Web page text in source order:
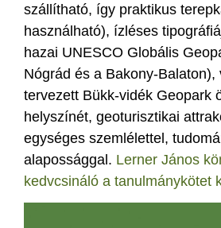
szállítható, így praktikus
használható), ízléses
hazai UNESCO Globális
Nógrád és a Bakony-Balaton),
tervezett Bükk-vidék Geopark
helyszínét, geoturisztikai
egységes szemlélettel,
alapossággal. Lerner János
kedvcsináló a tanulmánykötet